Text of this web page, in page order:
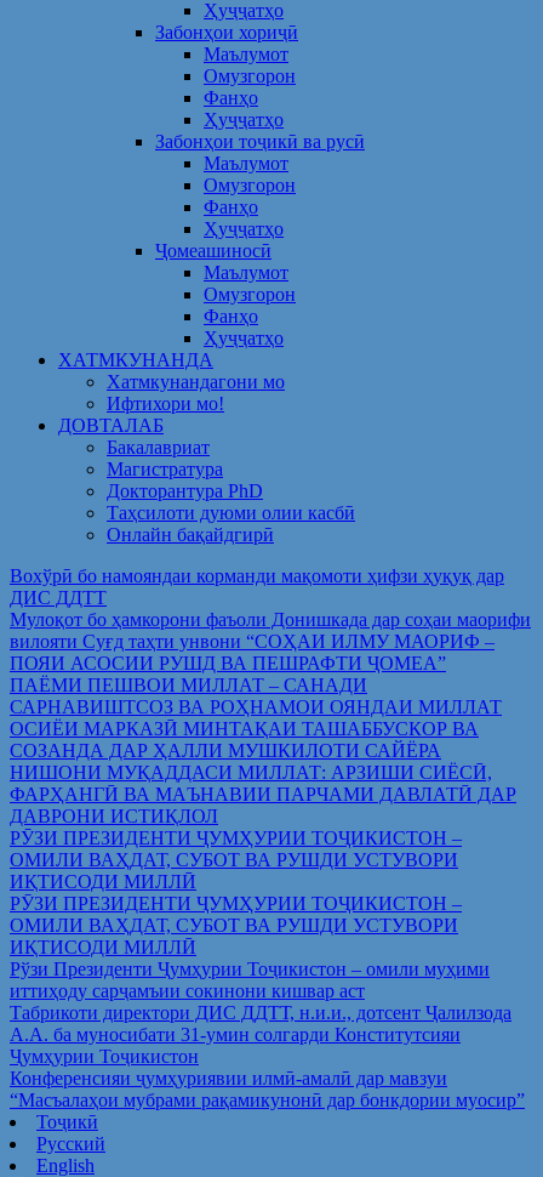
Ҳуҷҷатҳо
Забонҳои хориҷӣ
Маълумот
Омузгорон
Фанҳо
Ҳуҷҷатҳо
Забонҳои тоҷикӣ ва русӣ
Маълумот
Омузгорон
Фанҳо
Ҳуҷҷатҳо
Ҷомеашиносӣ
Маълумот
Омузгорон
Фанҳо
Ҳуҷҷатҳо
ХАТМКУНАНДА
Хатмкунандагони мо
Ифтихори мо!
ДОВТАЛАБ
Бакалавриат
Магистратура
Докторантура PhD
Таҳсилоти дуюми олии касбӣ
Онлайн бақайдгирӣ
Вохўрӣ бо намояндаи корманди мақомоти ҳифзи ҳуқуқ дар
ДИС ДДТТ
Мулоқот бо ҳамкорони фаъоли Донишкада дар соҳаи маорифи
вилояти Суғд таҳти унвони “СОҲАИ ИЛМУ МАОРИФ –
ПОЯИ АСОСИИ РУШД ВА ПЕШРАФТИ ҶОМЕА”
ПАЁМИ ПЕШВОИ МИЛЛАТ – САНАДИ
САРНАВИШТСОЗ ВА РОҲНАМОИ ОЯНДАИ МИЛЛАТ
ОСИЁИ МАРКАЗӢ МИНТАҚАИ ТАШАББУСКОР ВА
СОЗАНДА ДАР ҲАЛЛИ МУШКИЛОТИ САЙЁРА
НИШОНИ МУҚАДДАСИ МИЛЛАТ: АРЗИШИ СИЁСӢ,
ФАРҲАНГӢ ВА МАЪНАВИИ ПАРЧАМИ ДАВЛАТӢ ДАР
ДАВРОНИ ИСТИҚЛОЛ
РӮЗИ ПРЕЗИДЕНТИ ҶУМҲУРИИ ТОҶИКИСТОН –
ОМИЛИ ВАҲДАТ, СУБОТ ВА РУШДИ УСТУВОРИ
ИҚТИСОДИ МИЛЛӢ
РӮЗИ ПРЕЗИДЕНТИ ҶУМҲУРИИ ТОҶИКИСТОН –
ОМИЛИ ВАҲДАТ, СУБОТ ВА РУШДИ УСТУВОРИ
ИҚТИСОДИ МИЛЛӢ
Рўзи Президенти Ҷумҳурии Тоҷикистон – омили муҳими
иттиҳоду сарҷамъии сокинони кишвар аст
Табрикоти директори ДИС ДДТТ, н.и.и., дотсент Ҷалилзода
А.А. ба муносибати 31-умин солгарди Конститутсияи
Ҷумҳурии Тоҷикистон
Конференсияи ҷумҳуриявии илмӣ-амалӣ дар мавзуи
“Масъалаҳои мубрами рақамикунонӣ дар бонкдории муосир”
Тоҷикӣ
Русский
English